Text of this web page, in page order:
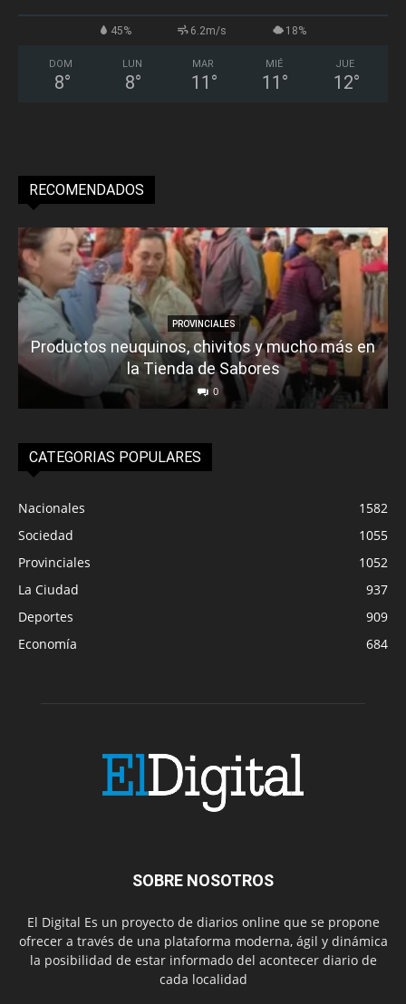
45% 6.2m/s 18%
DOM
8°
LUN
8°
MAR
11 °
MIÉ
11 °
JUE
12°
RECOMENDADOS
PROVINCIALES
Productos neuquinos, chivitos y mucho más en
la Tienda de Sabores
0
CATEGORIAS POPULARES
Nacionales
1582
Sociedad
1055
Provinciales
1052
La Ciudad
937
Deportes
909
Economía
684
SOBRE NOSOTROS
El Digital Es un proyecto de diarios online que se propone
ofrecer a través de una plataforma moderna, ágil y dinámica
la posibilidad de estar informado del acontecer diario de
cada localidad